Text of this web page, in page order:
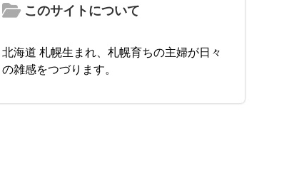
このサイトについて
北海道 札幌生まれ、札幌育ちの主婦が日々
の雑感をつづります。